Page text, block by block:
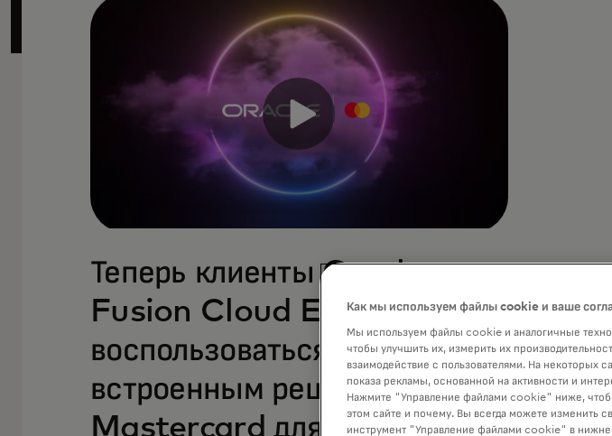
Теперь клиенты Oracle
Fusion Cloud ERP могут
воспользоваться
встроенным решением
Mastercard для B2B-
Как мы используем файлы cookie и ваше
Мы используем файлы cookie и аналогичные
чтобы улучшить их, измерить их
взаимодействие с пользователями. На некоторых
показа рекламы, основанной на активности и
Нажмите "Управление файлами cookie" ниже,
этом сайте и почему. Вы всегда можете изменить
инструмент "Управление файлами cookie" в